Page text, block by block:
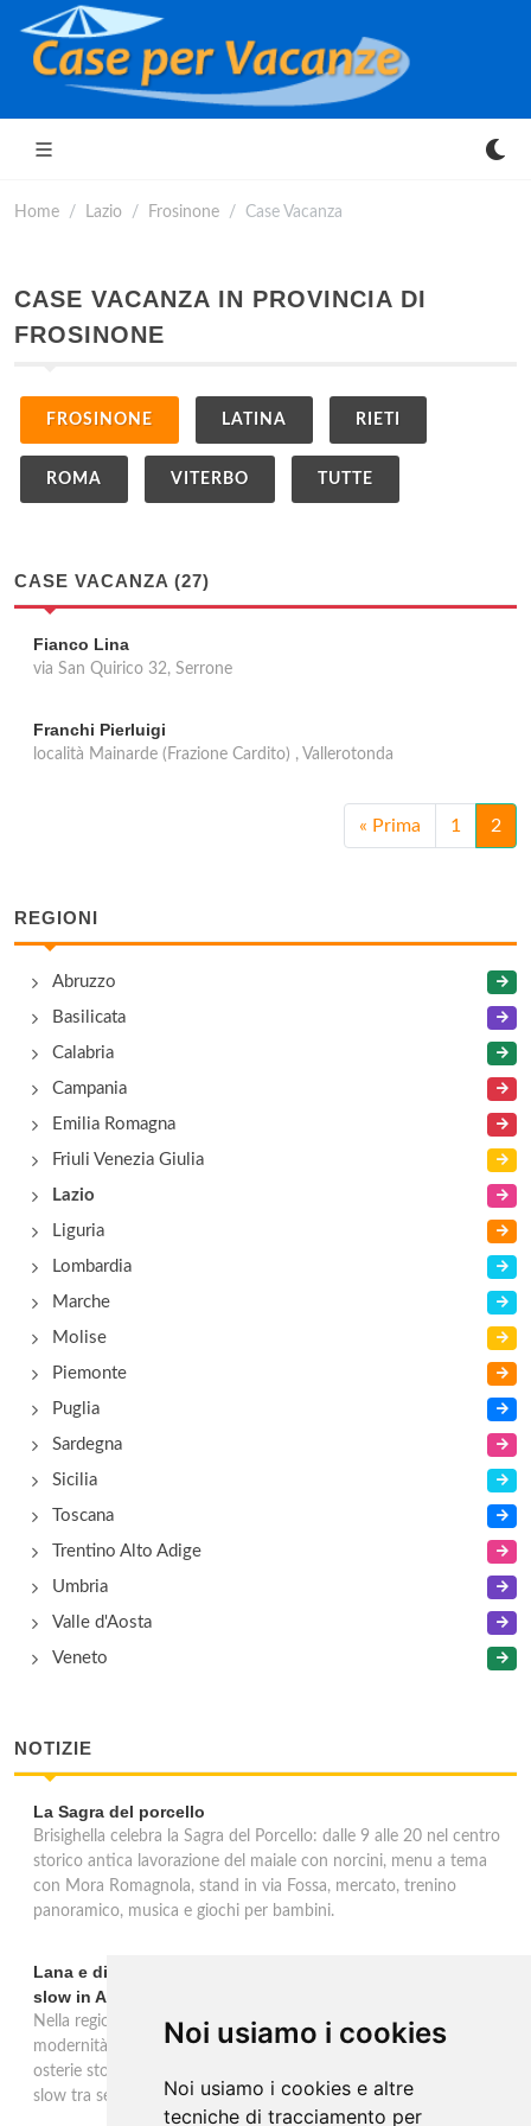
Noi usiamo i cookies
Noi usiamo i cookies e altre
tecniche di tracciamento per
Home Lazio Frosinone Case Vacanza
CASE VACANZA IN PROVINCIA DI
FROSINONE
FROSINONE LATINA RIETI
ROMA VITERBO TUTTE
CASE VACANZA (27)
Fianco Lina
via San Quirico 32, Serrone
Franchi Pierluigi
località Mainarde (Frazione Cardito) , Vallerotonda
« Prima 1 2
REGIONI
Abruzzo
Basilicata
Calabria
Campania
Emilia Romagna
Friuli Venezia Giulia
Lazio
Liguria
Lombardia
Marche
Molise
Piemonte
Puglia
Sardegna
Sicilia
Toscana
Trentino Alto Adige
Umbria
Valle d'Aosta
Veneto
NOTIZIE
La Sagra del porcello
Brisighella celebra la Sagra del Porcello: dalle 9 alle 20 nel centro
storico antica lavorazione del maiale con norcini, menu a tema
con Mora Romagnola, stand in via Fossa, mercato, trenino
panoramico, musica e giochi per bambini.
Lana e dintorni: Törggelen, vini d'eccellenza e vacanze
slow in Alto Adige
Nella regione di Lana in Alto Adige tradizione contadina e
modernità si fondono in un'esperienza autentica. Törggelen nelle
osterie storiche, vini da antiche tradizioni vitivinicole e vacanze
slow tra sentieri delle rogge e produttori locali.